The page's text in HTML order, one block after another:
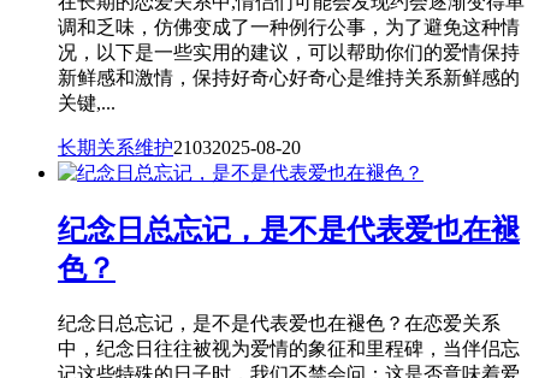
调和乏味，仿佛变成了一种例行公事，为了避免这种情
况，以下是一些实用的建议，可以帮助你们的爱情保持
新鲜感和激情，保持好奇心好奇心是维持关系新鲜感的
关键,...
长期关系维护21032025-08-20
纪念日总忘记，是不是代表爱也在褪
色？
纪念日总忘记，是不是代表爱也在褪色？在恋爱关系
中，纪念日往往被视为爱情的象征和里程碑，当伴侣忘